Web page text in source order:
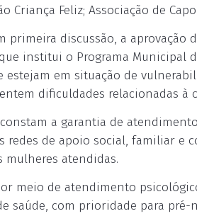
Criança Feliz; Associação de
primeira discussão, a aprovação
institui o Programa Municipal
estejam em situação de
dificuldades relacionadas à
a garantia de
redes de apoio social, familiar e
mulheres atendidas.
meio de atendimento
saúde, com prioridade para